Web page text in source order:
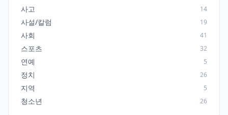
사고 14
사설/칼럼 19
사회 41
스포츠 32
연예 5
정치 26
지역 5
청소년 26